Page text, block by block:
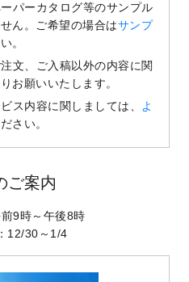
パーカタログ等のサンプル
ん。
ご希望の場合はサンプ
。
文、ご入稿以外の内容に関
お願いいたします。
ス内容に関しましては、
よ
さい。
ご案内
9時～午後8時
12/30～1/4